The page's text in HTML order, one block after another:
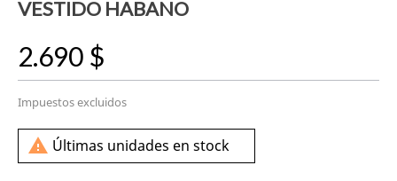
VESTIDO HABANO
2.690 $
Impuestos excluidos
 Últimas unidades en stock